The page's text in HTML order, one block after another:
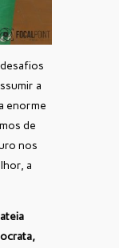
a
enorme
de
nos
a